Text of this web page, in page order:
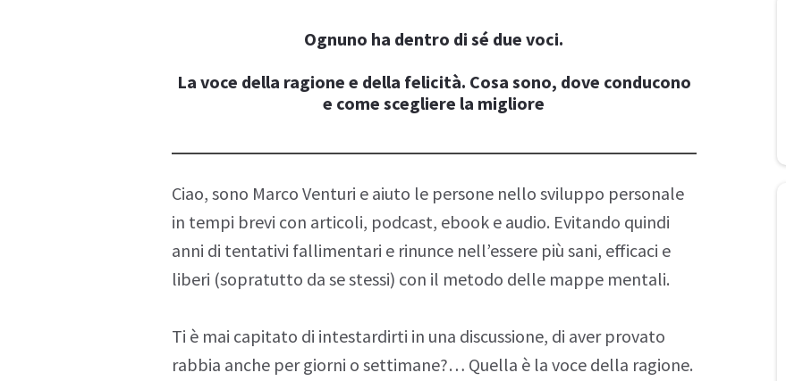
Ognuno ha dentro di sé due voci.
La voce della ragione e della felicità. Cosa sono, dove conducono
e come scegliere la migliore
Ciao, sono Marco Venturi e aiuto le persone nello sviluppo personale
in tempi brevi con articoli, podcast, ebook e audio. Evitando quindi
anni di tentativi fallimentari e rinunce nell’essere più sani, efficaci e
liberi (sopratutto da se stessi) con il metodo delle mappe mentali.
Ti è mai capitato di intestardirti in una discussione, di aver provato
rabbia anche per giorni o settimane?… Quella è la voce della ragione.